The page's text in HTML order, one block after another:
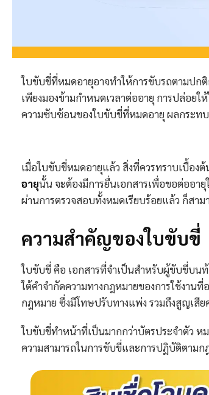
ใบขับขี่ที่หมดอายุอาจทำให้การขับรถตามปก
เพียงมองข้ามกำหนดเวลาต่ออายุ การปล่อย
ความซับซ้อนของใบขับขี่ที่หมดอายุ ผลกระท
เมื่อใบขับขี่หมดอายุแล้ว สิ่งที่ควรทราบเบื้อ
อายุนั้น จะต้องมีการยื่นเอกสารเพื่อขอต่ออ
ผ่านการตรวจสอบทั้งหมดเรียบร้อยแล้ว ก็สา
ความสำคัญของใบขับขี่
ใบขับขี่ คือ เอกสารที่จำเป็นสำหรับผู้ขับขี่บน
ใต้คำจำกัดความทางกฎหมายของการใช้งาน
กฎหมาย ซึ่งมีโทษปรับทางแพ่ง รวมถึงสูญเสีย
ใบขับขี่ทำหน้าที่เป็นมากกว่าบัตรประจำตัว
ความสามารถในการขับขี่และการปฏิบัติตามก